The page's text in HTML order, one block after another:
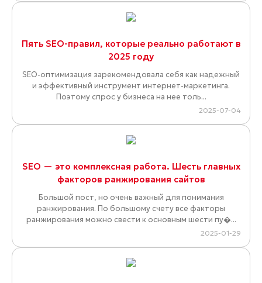
Пять SEO-правил, которые реально работают в
2025 году
SEO-оптимизация зарекомендовала себя как надежный
и эффективный инструмент интернет-маркетинга.
Поэтому спрос у бизнеса на нее толь...
2025-07-04
SEO — это комплексная работа. Шесть главных
факторов ранжирования сайтов
Большой пост, но очень важный для понимания
ранжирования. По большому счету все факторы
ранжирования можно свести к основным шести пу�...
2025-01-29